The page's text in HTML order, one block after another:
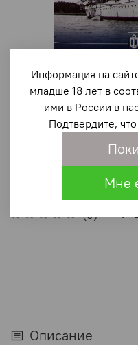
51
"Мидель-шпангоут"
"Новик"
(0)
1 230 ₽
В
Описание
Информация на
младше 18 лет в
ими в России в
Подтвердите,
Мне